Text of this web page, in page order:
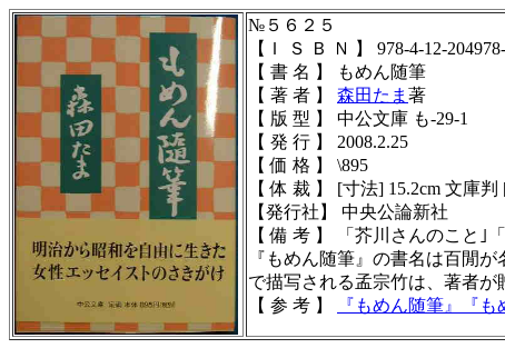
№５６２５
【Ｉ Ｓ Ｂ Ｎ 】 978-4-12-
【 書 名 】 もめん随筆
【 著 者 】 森田たま 著
【 版 型 】 中公文庫 も-29-1
【 発 行 】 2008.2.25
【 価 格 】 \895
【 体 裁 】 [寸法] 15.2cm 文庫
【発行社】 中央公論新社
【 備 考 】 「芥川さんのこと
『もめん随筆』の書名は百閒
で描写される孟宗竹は、著者が
【 参 考 】
『 もめん随筆 』 『 も